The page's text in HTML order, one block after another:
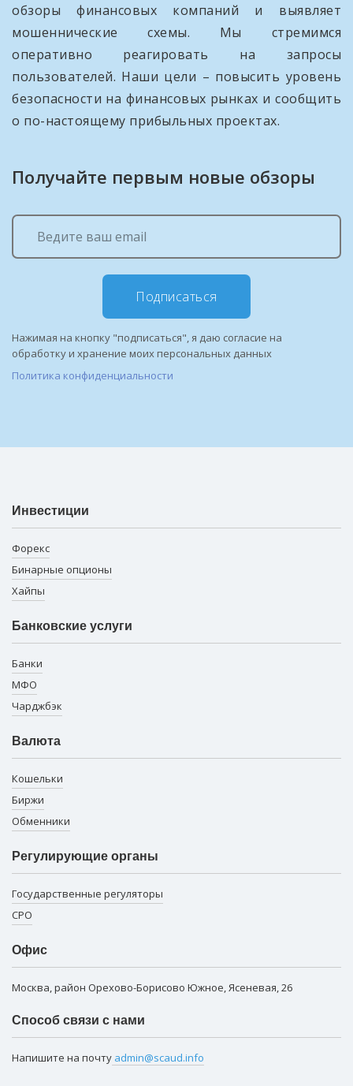
обзоры финансовых компаний и выявляет
мошеннические схемы. Мы стремимся
оперативно реагировать на запросы
пользователей. Наши цели – повысить уровень
безопасности на финансовых рынках и сообщить
о по-настоящему прибыльных проектах.
Получайте первым новые обзоры
Подписаться
Нажимая на кнопку "подписаться", я даю согласие на
обработку и хранение моих персональных данных
Политика конфиденциальности
Инвестиции
Форекс
Бинарные опционы
Хайпы
Банковские услуги
Банки
МФО
Чарджбэк
Валюта
Кошельки
Биржи
Обменники
Регулирующие органы
Государственные регуляторы
СРО
Офис
Москва, район Орехово-Борисово Южное, Ясеневая, 26
Способ связи с нами
Напишите на почту admin@scaud.info